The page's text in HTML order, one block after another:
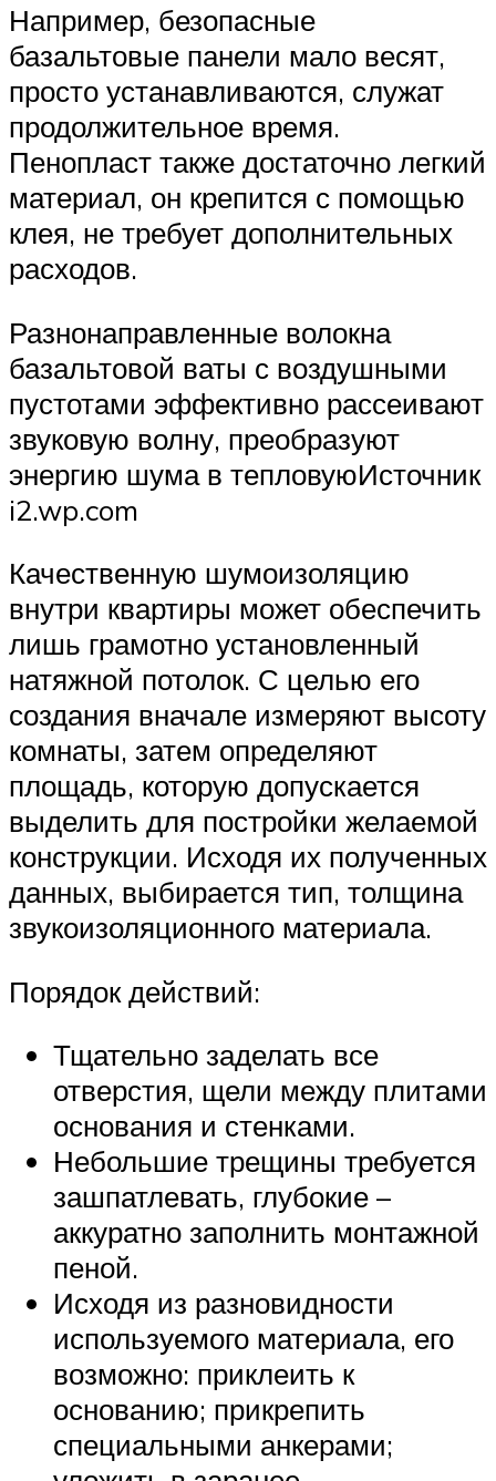
Например, безопасные
базальтовые панели мало весят,
просто устанавливаются, служат
продолжительное время.
Пенопласт также достаточно легкий
материал, он крепится с помощью
клея, не требует дополнительных
расходов.
Разнонаправленные волокна
базальтовой ваты с воздушными
пустотами эффективно рассеивают
звуковую волну, преобразуют
энергию шума в тепловуюИсточник
i2.wp.com
Качественную шумоизоляцию
внутри квартиры может обеспечить
лишь грамотно установленный
натяжной потолок. С целью его
создания вначале измеряют высоту
комнаты, затем определяют
площадь, которую допускается
выделить для постройки желаемой
конструкции. Исходя их полученных
данных, выбирается тип, толщина
звукоизоляционного материала.
Порядок действий:
Тщательно заделать все
отверстия, щели между плитами
основания и стенками.
Небольшие трещины требуется
зашпатлевать, глубокие –
аккуратно заполнить монтажной
пеной.
Исходя из разновидности
используемого материала, его
возможно: приклеить к
основанию; прикрепить
специальными анкерами;